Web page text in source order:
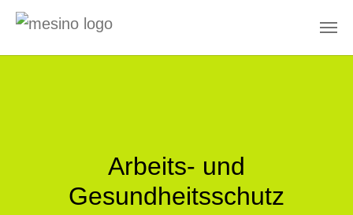
Arbeits- und
Gesundheitsschutz